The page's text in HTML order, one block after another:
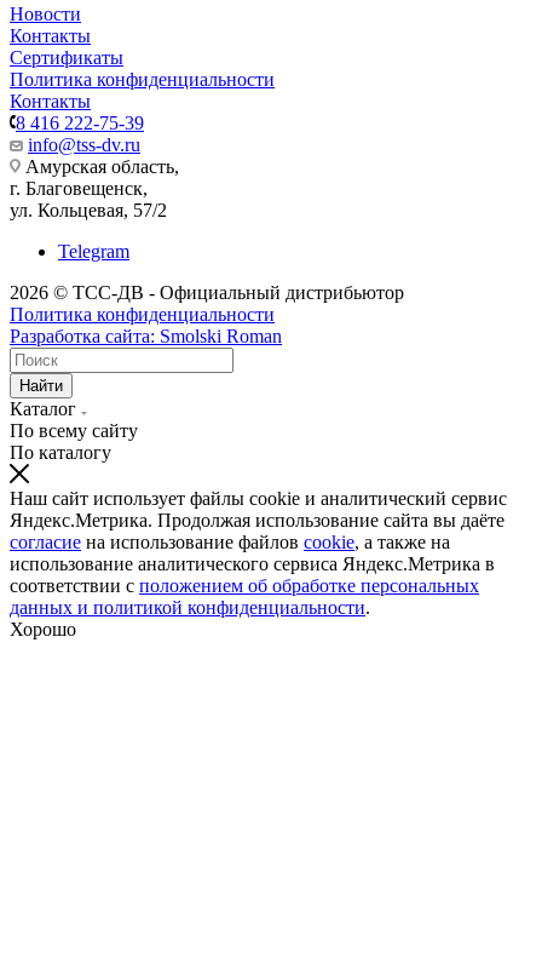
Новости
Контакты
Сертификаты
Политика конфиденциальности
Контакты
8 416 222-75-39
info@tss-dv.ru
Амурская область,
г. Благовещенск,
ул. Кольцевая, 57/2
Telegram
2026 © ТСС-ДВ - Официальный дистрибьютор
Политика конфиденциальности
Разработка сайта: Smolski Roman
Найти
Каталог
По всему сайту
По каталогу
Наш сайт использует файлы cookie и аналитический сервис
Яндекс.Метрика. Продолжая использование сайта вы даёте
согласие на использование файлов cookie, а также на
использование аналитического сервиса Яндекс.Метрика в
соответствии с положением об обработке персональных
данных и политикой конфиденциальности.
Хорошо